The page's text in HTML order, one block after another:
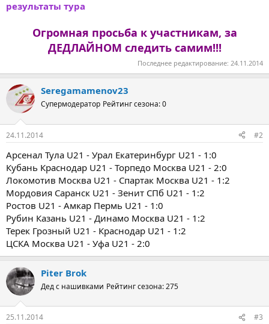
результаты тура
Огромная просьба к участникам, за
ДЕДЛАЙНОМ следить самим!!!
Последнее редактирование: 24.11.2014
Seregamamenov23
Супермодератор Рейтинг сезона: 0
24.11.2014 #2
Арсенал Тула U21 - Урал Екатеринбург U21 - 1:0
Кубань Краснодар U21 - Торпедо Москва U21 - 2:0
Локомотив Москва U21 - Спартак Москва U21 - 1:2
Мордовия Саранск U21 - Зенит СПб U21 - 1:2
Ростов U21 - Амкар Пермь U21 - 1:0
Рубин Казань U21 - Динамо Москва U21 - 1:2
Терек Грозный U21 - Краснодар U21 - 1:2
ЦСКА Москва U21 - Уфа U21 - 2:0
Piter Brok
Дед с нашивками Рейтинг сезона: 275
25.11.2014 #3